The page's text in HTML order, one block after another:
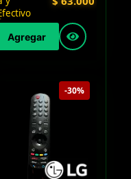
Agregar
-30%